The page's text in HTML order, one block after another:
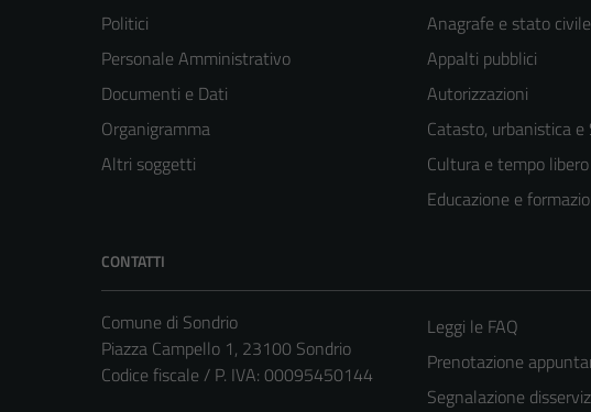
Politici
Personale Amministrativo
Documenti e Dati
Organigramma
Altri soggetti
Anagrafe e stato civile
Appalti pubblici
Autorizzazioni
Catasto, urbanistica e
Cultura e tempo libero
Educazione e
CONTATTI
Comune di Sondrio
Piazza Campello 1, 23100 Sondrio
Codice fiscale / P. IVA: 00095450144
Leggi le FAQ
Prenotazione
Segnalazione